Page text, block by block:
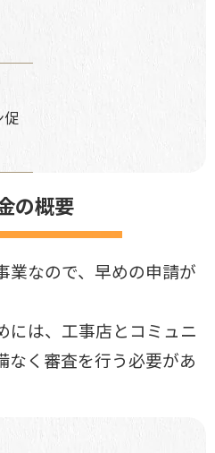
促
の概要
業なので、早めの申請が
には、工事店とコミュニ
なく審査を行う必要があ